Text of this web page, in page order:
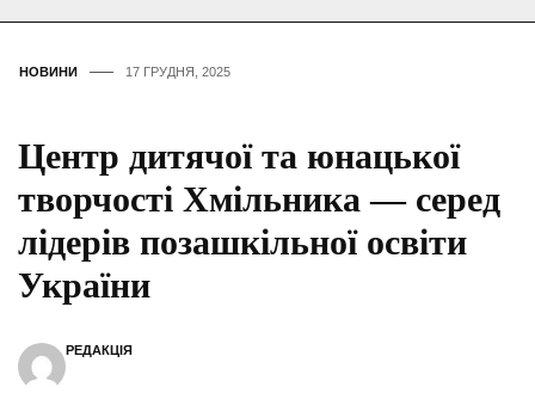
НОВИНИ 17 ГРУДНЯ, 2025
Центр дитячої та юнацької
творчості Хмільника — серед
лідерів позашкільної освіти
України
РЕДАКЦІЯ